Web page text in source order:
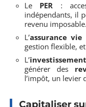
Le PER :
indépendants, il
revenu imposable.
L’assurance vie:
gestion flexible,
L’
générer des
l’impôt, un levier
Capitaliser